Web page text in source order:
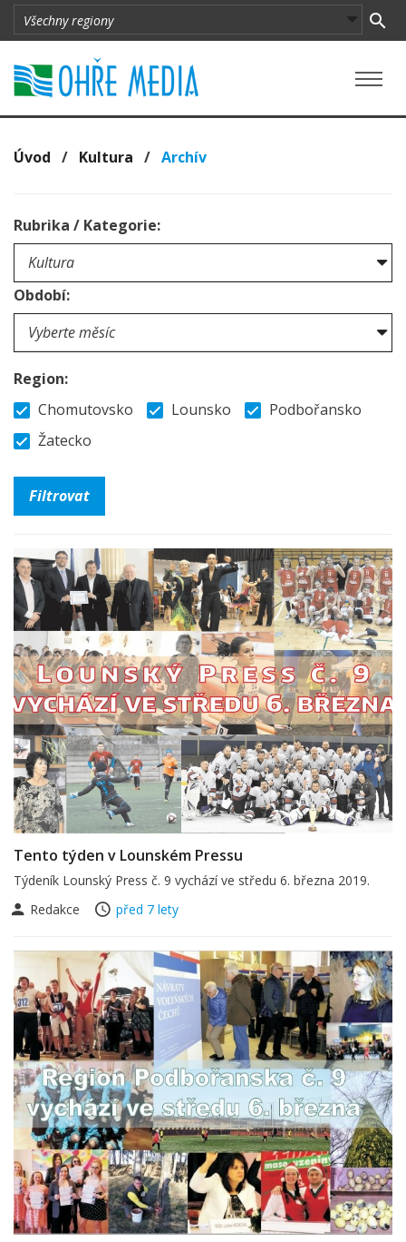
Úvod / Kultura / Archív
Rubrika / Kategorie:
Období:
Region:
Chomutovsko
Lounsko
Podbořansko
Žatecko
Tento týden v Lounském Pressu
Týdeník Lounský Press č. 9 vychází ve středu 6. března 2019.
Redakce
před 7 lety